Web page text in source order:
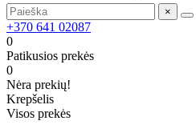
×
+370 641 02087
0
Patikusios prekės
0
Nėra prekių!
Krepšelis
Visos prekės